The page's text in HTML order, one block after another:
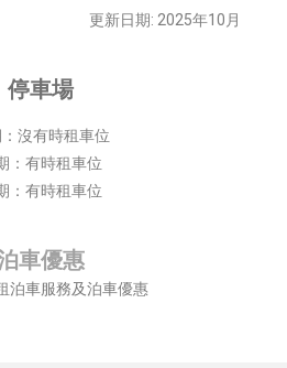
更新日期: 2025年10月
停車場
沒有時租車位
：有時租車位
：有時租車位
車優惠
泊車服務及泊車優惠